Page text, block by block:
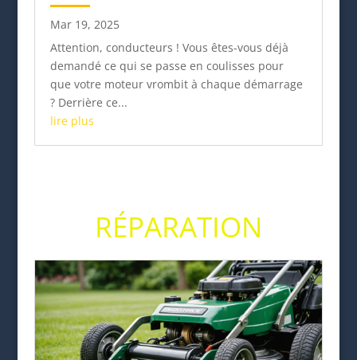
Mar 19, 2025
Attention, conducteurs ! Vous êtes-vous déjà
demandé ce qui se passe en coulisses pour
que votre moteur vrombit à chaque démarrage
? Derrière ce...
lire plus
RÉPARATION